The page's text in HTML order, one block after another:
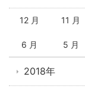
12 月 11 月
6 月 5 月
2018年